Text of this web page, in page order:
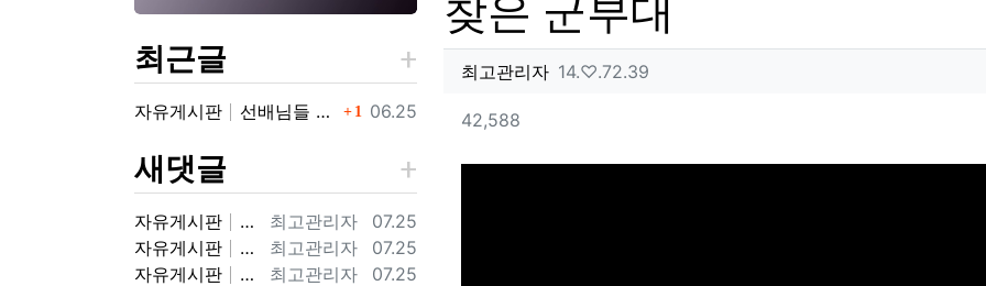
찾은 군부대
작성자 정보
최고관리자작성
14.♡.72.39
컨텐츠 정보
42,588
최근글
등록일
06.25
자유게시판 선배님들 처음 인사 드립니다. 댓글
1
새댓글
등록자
최고관리자 등록일
07.25
자유게시판
등록자
최고관리자 등록일
07.25
자유게시판
등록자
최고관리자 등록일
07.25
자유게시판